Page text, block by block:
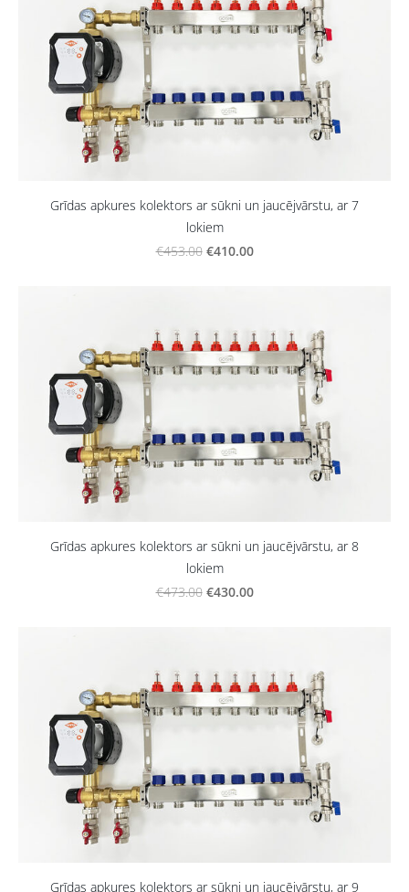
Grīdas apkures kolektors ar sūkni un jaucējvārstu, ar 7
lokiem
€453.00 €410.00
Grīdas apkures kolektors ar sūkni un jaucējvārstu, ar 8
lokiem
€473.00 €430.00
Grīdas apkures kolektors ar sūkni un jaucējvārstu, ar 9